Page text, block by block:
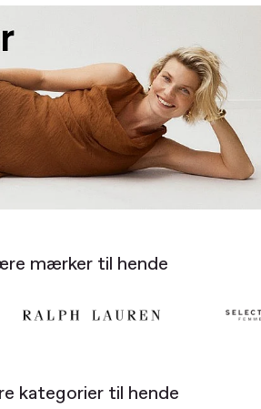
mærker til hende
kategorier til hende